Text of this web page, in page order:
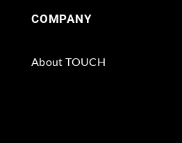
COMPANY
About TOUCH